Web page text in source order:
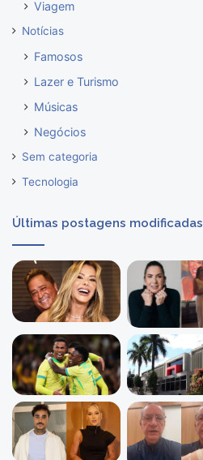
Viagem
Notícias
Famosos
Lazer e Turismo
Músicas
Negócios
Sem categoria
Tecnologia
Últimas postagens modificadas